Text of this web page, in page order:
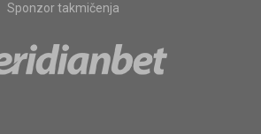
Sponzor takmičenja